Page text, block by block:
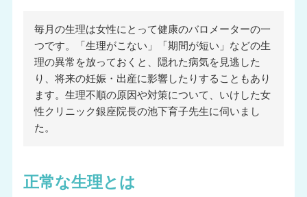
毎月の生理は女性にとって健康のバロメーターの一
つです。「生理がこない」「期間が短い」などの生
理の異常を放っておくと、隠れた病気を見逃した
り、将来の妊娠・出産に影響したりすることもあり
ます。生理不順の原因や対策について、いけした女
性クリニック銀座院長の池下育子先生に伺いまし
た。
正常な生理とは